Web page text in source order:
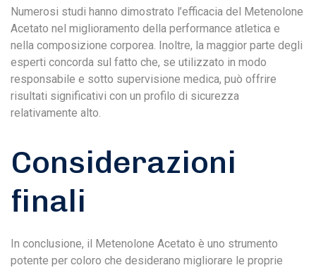
Numerosi studi hanno dimostrato l’efficacia del Metenolone
Acetato nel miglioramento della performance atletica e
nella composizione corporea. Inoltre, la maggior parte degli
esperti concorda sul fatto che, se utilizzato in modo
responsabile e sotto supervisione medica, può offrire
risultati significativi con un profilo di sicurezza
relativamente alto.
Considerazioni
finali
In conclusione, il Metenolone Acetato è uno strumento
potente per coloro che desiderano migliorare le proprie